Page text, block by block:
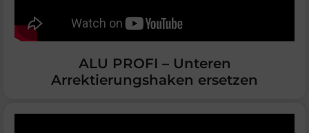
ALU PROFI – Unteren
Arrektierungshaken ersetzen